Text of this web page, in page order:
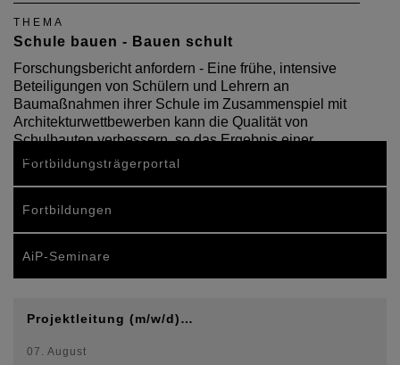
THEMA
Schule bauen - Bauen schult
Forschungsbericht anfordern - Eine frühe, intensive
Beteiligungen von Schülern und Lehrern an
Baumaßnahmen ihrer Schule im Zusammenspiel mit
Architekturwettbewerben kann die Qualität von
Schulbauten verbessern, so das Ergebnis einer
Studie, die im…
Fortbildungsträgerportal
Fortbildungen
AiP-Seminare
Projektleitung (m/w/d)…
07. August